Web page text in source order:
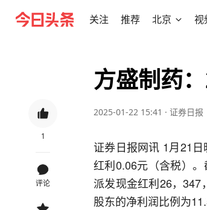
关注 推荐 北京 视
1
评论
方盛制药
2025-01-22 15:41 · 证券日报
证券日报网讯 1月21
红利0.06元（含税）
派发现金红利26，347
股东的净利润比例为